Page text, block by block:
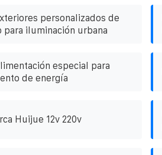
personalizados de
para iluminación urbana
especial para
de energía
Huijue 12v 220v